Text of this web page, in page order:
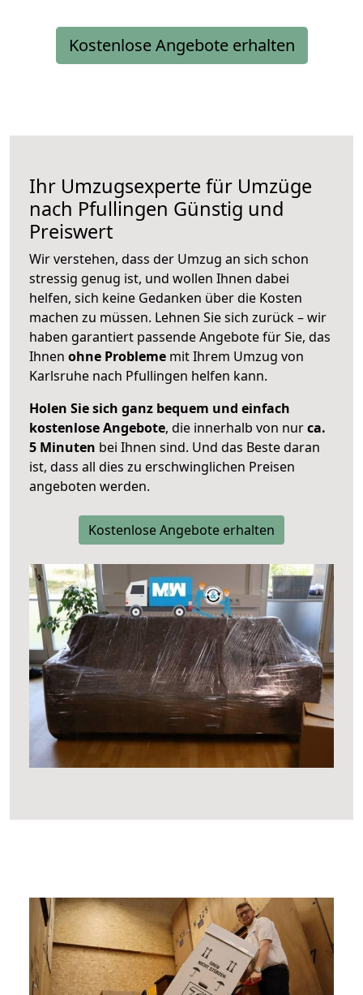
Kostenlose Angebote erhalten
Ihr Umzugsexperte für Umzüge
nach Pfullingen Günstig und
Preiswert
Wir verstehen, dass der Umzug an sich schon
stressig genug ist, und wollen Ihnen dabei
helfen, sich keine Gedanken über die Kosten
machen zu müssen. Lehnen Sie sich zurück – wir
haben garantiert passende Angebote für Sie, das
Ihnen ohne Probleme mit Ihrem Umzug von
Karlsruhe nach Pfullingen helfen kann.
Holen Sie sich ganz bequem und einfach
kostenlose Angebote, die innerhalb von nurca.
5 Minuten bei Ihnen sind. Und das Beste daran
ist, dass all dies zu erschwinglichen Preisen
angeboten werden.
Kostenlose Angebote erhalten